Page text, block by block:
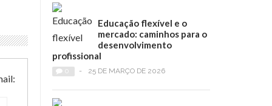
Educação flexível e o
mercado: caminhos para o
desenvolvimento
profissional
- 25 DE MARÇO DE 2026